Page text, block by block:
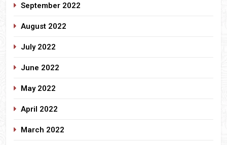
September 2022
August 2022
July 2022
June 2022
May 2022
April 2022
March 2022